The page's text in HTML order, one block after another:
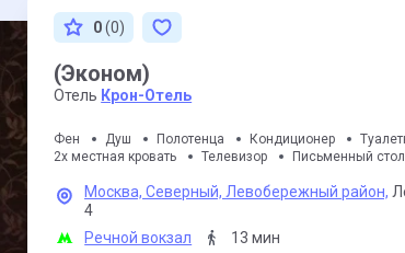
0(0)
(Эконом)
Отель Крон-Отель
Фен Душ Полотенца Кондиционер
2х местная кровать
Телевизор Письменный стол
Москва,Северный,Левобережный район,
4
Речной вокзал
13 мин